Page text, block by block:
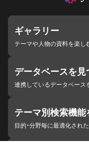
ギャラリー
テーマや人物の資料を楽し
データベースを見
連携しているデータベース
テーマ別検索機能
目的・分野毎に最適化され